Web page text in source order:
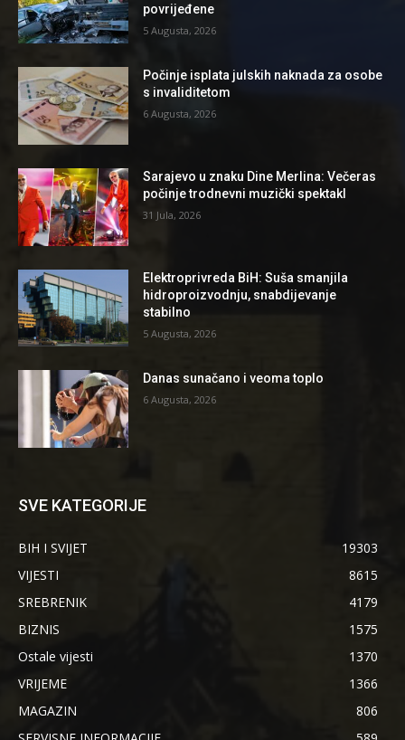
povrijeđene
5 Augusta, 2026
Počinje isplata julskih naknada za osobe
s invaliditetom
6 Augusta, 2026
Sarajevo u znaku Dine Merlina: Večeras
počinje trodnevni muzički spektakl
31 Jula, 2026
Elektroprivreda BiH: Suša smanjila
hidroproizvodnju, snabdijevanje
stabilno
5 Augusta, 2026
Danas sunačano i veoma toplo
6 Augusta, 2026
SVE KATEGORIJE
BIH I SVIJET
19303
VIJESTI
8615
SREBRENIK
4179
BIZNIS
1575
Ostale vijesti
1370
VRIJEME
1366
MAGAZIN
806